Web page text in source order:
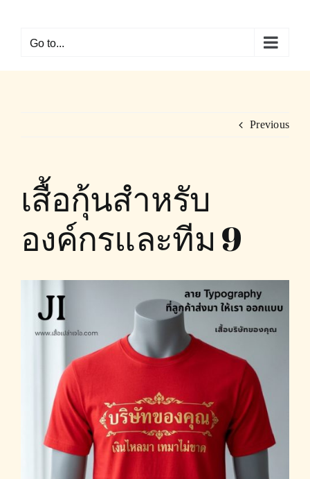
contentGo to...
Previous
เสื้อกุ้นสำหรับ
องค์กรและทีม 9